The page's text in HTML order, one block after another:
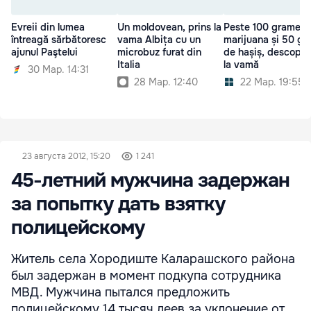
Evreii din lumea
întreagă sărbătoresc
ajunul Paştelui
30 Мар. 14:31
Un moldovean, prins la
vama Albița cu un
microbuz furat din
Italia
28 Мар. 12:40
Peste 100 grame
marijuana și 50
de hașiș,
la vamă
22 Мар. 19:55
23 августа 2012, 15:20 1 241
45-летний мужчина задержан
за попытку дать взятку
полицейскому
Житель села Хородиште Каларашского района
был задержан в момент подкупа сотрудника
МВД. Мужчина пытался предложить